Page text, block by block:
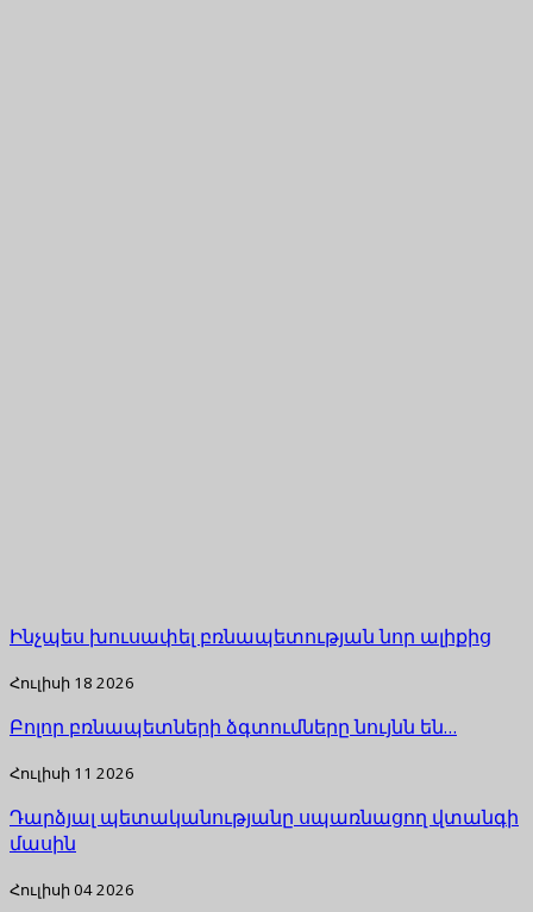
Ինչպես խուսափել բռնապետության նոր ալիքից
Հուլիսի 18 2026
Բոլոր բռնապետների ձգտումները նույնն են…
Հուլիսի 11 2026
Դարձյալ պետականությանը սպառնացող վտանգի
մասին
Հուլիսի 04 2026